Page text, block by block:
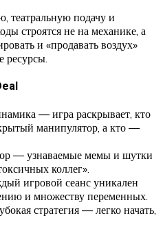
театральную подачу и
строятся не на механике, а
и «продавать воздух»
ресурсы.
— игра раскрывает, кто
манипулятор, а кто —
— узнаваемые мемы и шутки
коллег».
игровой сеанс уникален
и множеству переменных.
стратегия — легко начать,